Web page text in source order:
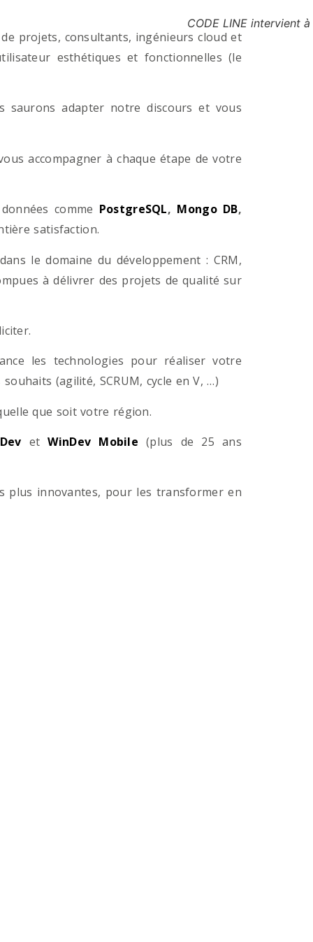
projets, consultants, ingénieurs cloud et
esthétiques et fonctionnelles (le
saurons adapter notre discours et vous
accompagner à chaque étape de votre
comme PostgreSQL, Mongo DB,
satisfaction.
le domaine du développement : CRM,
à délivrer des projets de qualité sur
les technologies pour réaliser votre
(agilité, SCRUM, cycle en V, …)
que soit votre région.
et WinDev Mobile (plus de 25 ans
plus innovantes, pour les transformer en
CODE LINE intervient